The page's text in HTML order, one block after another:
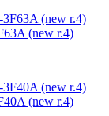
(new r.4)
(new r.4)